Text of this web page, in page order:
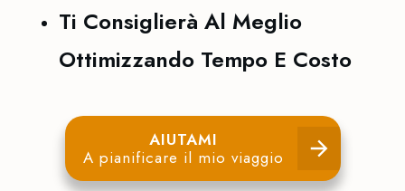
Ti Consiglierà Al Meglio
Ottimizzando Tempo E Costo
AIUTAMI
A pianificare il mio viaggio